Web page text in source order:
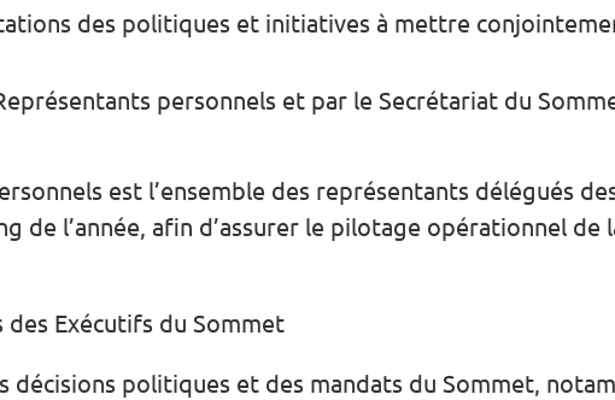
des politiques et initiatives à mettre
personnels et par le Secrétariat du
est l’ensemble des représentants délégués
de l’année, afin d’assurer le pilotage opérationnel
Exécutifs du Sommet
décisions politiques et des mandats du Sommet,